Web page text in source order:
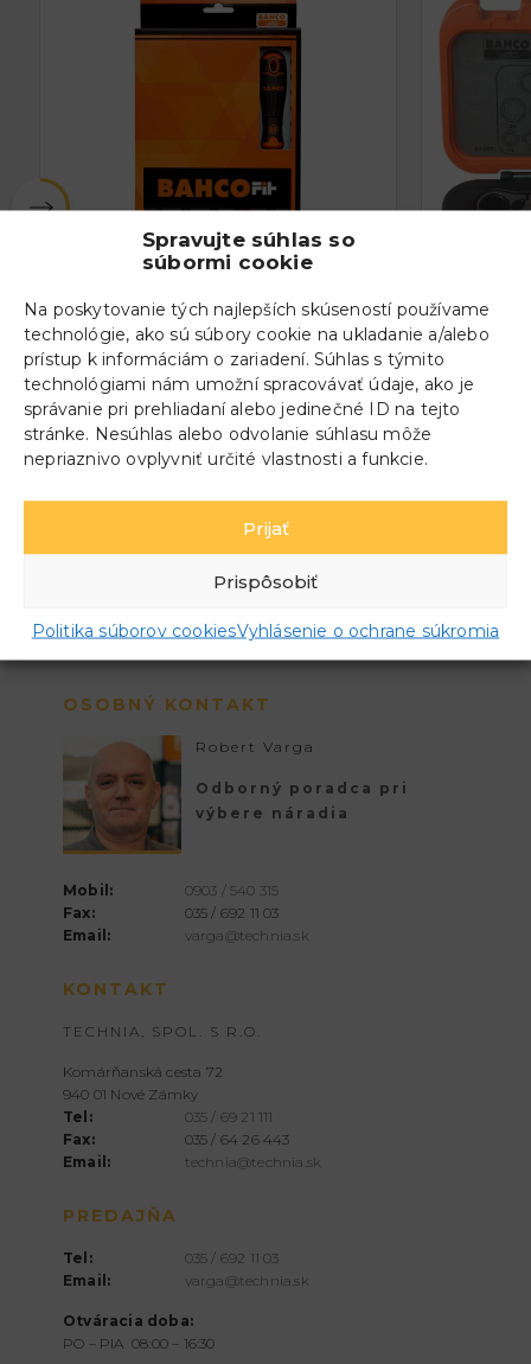
Spravujte súhlas so
súbormi cookie
Na poskytovanie tých najlepších skúseností používame
technológie, ako sú súbory cookie na ukladanie a/alebo
prístup k informáciám o zariadení. Súhlas s týmito
technológiami nám umožní spracovávať údaje, ako je
správanie pri prehliadaní alebo jedinečné ID na tejto
stránke. Nesúhlas alebo odvolanie súhlasu môže
nepriaznivo ovplyvniť určité vlastnosti a funkcie.
Prijať
Prispôsobiť
Politika súborov cookiesVyhlásenie o ochrane súkromia
Sada skrutkovačov BAHCO
219.005
25,40 €
BAHCO
OSOBNÝ KONTAKT
Robert Varga
Odborný poradca pri
výbere náradia
Mobil:
0903 / 540 315
Fax:
035 / 692 11 03
Email:
varga@technia.sk
KONTAKT
TECHNIA, SPOL. S R.O.
Komárňanská cesta 72
940 01 Nové Zámky
Tel:
035 / 69 21 111
Fax:
035 / 64 26 443
Email:
technia@technia.sk
PREDAJŇA
Tel:
035 / 692 11 03
Email:
varga@technia.sk
Otváracia doba:
PO – PIA 08:00 – 16:30